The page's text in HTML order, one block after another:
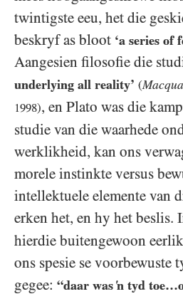
twintigste eeu, het die
beskryf as bloot ‘a series of
Aangesien filosofie die
underlying all reality’ (
1998), en Plato was die
studie van die waarhede
werklikheid, kan ons
morele instinkte versus
intellektuele elemente van
erken het, en hy het beslis.
hierdie buitengewoon
ons spesie se voorbewuste
gegee: “daar was ‘n tyd